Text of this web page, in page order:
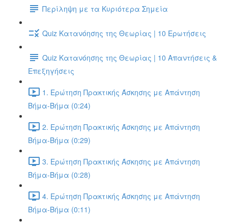
Περίληψη με τα Κυριότερα Σημεία
Quiz Κατανόησης της Θεωρίας | 10 Ερωτήσεις
Quiz Κατανόησης της Θεωρίας | 10 Απαντήσεις &
Επεξηγήσεις
1. Ερώτηση Πρακτικής Άσκησης με Απάντηση
Βήμα-Βήμα (0:24)
2. Ερώτηση Πρακτικής Άσκησης με Απάντηση
Βήμα-Βήμα (0:29)
3. Ερώτηση Πρακτικής Άσκησης με Απάντηση
Βήμα-Βήμα (0:28)
4. Ερώτηση Πρακτικής Άσκησης με Απάντηση
Βήμα-Βήμα (0:11)